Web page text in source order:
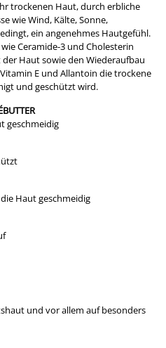
trockenen Haut, durch erbliche
wie Wind, Kälte, Sonne,
ein angenehmes Hautgefühl.
Ceramide-3 und Cholesterin
Haut sowie den Wiederaufbau
E und Allantoin die trockene
und geschützt wird.
geschmeidig
Haut geschmeidig
und vor allem auf besonders